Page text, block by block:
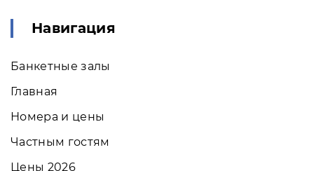
Навигация
Банкетные залы
Главная
Номера и цены
Частным гостям
Цены 2026